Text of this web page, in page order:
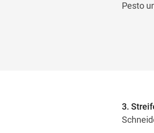
Pesto
3.